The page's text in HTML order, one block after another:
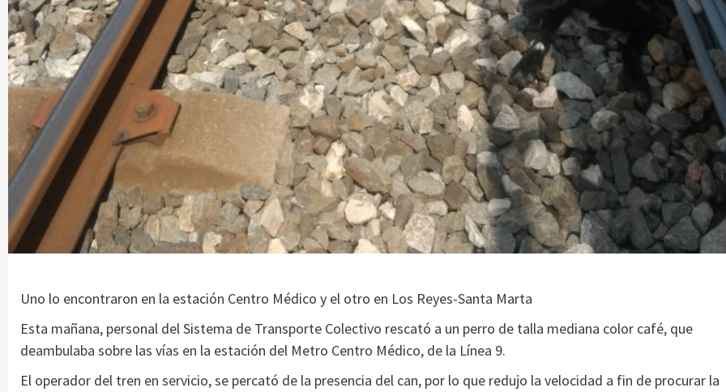
Uno lo encontraron en la estación Centro Médico y el otro en Los Reyes-Santa Marta
Esta mañana, personal del Sistema de Transporte Colectivo rescató a un perro de talla mediana color café, que
deambulaba sobre las vías en la estación del Metro Centro Médico, de la Línea 9.
El operador del tren en servicio, se percató de la presencia del can, por lo que redujo la velocidad a fin de procurar la